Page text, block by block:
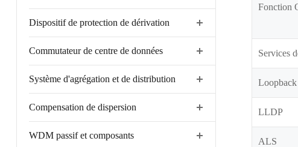
Dispositif de protection de dérivation
Commutateur de centre de données
Système d'agrégation et de distribution
Compensation de dispersion
WDM passif et composants
Fonction
Services
Loopback
LLDP
ALS